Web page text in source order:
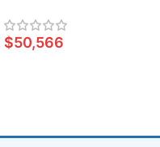
$50,566